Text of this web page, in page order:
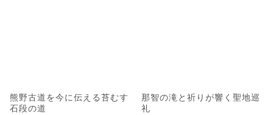
熊野古道を今に伝える苔むす
石段の道
那智の滝と祈りが響く聖地巡
礼